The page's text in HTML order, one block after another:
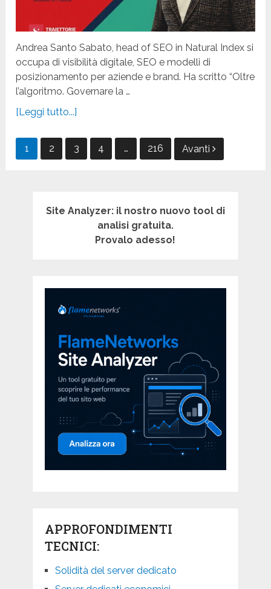
Andrea Santo Sabato, head of SEO in Natural Index si
occupa di visibilità digitale, SEO e modelli di
posizionamento per aziende e brand. Ha scritto “Oltre
l’algoritmo. Governare la …
[Leggi tutto...]
Paginazione
1 2 3 4 … 216 Avanti
Site Analyzer: il nostro nuovo tool di
analisi gratuita.
Provalo adesso!
APPROFONDIMENTI
TECNICI:
Solidità del server dedicato